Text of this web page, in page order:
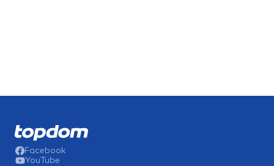
Facebook
YouTube